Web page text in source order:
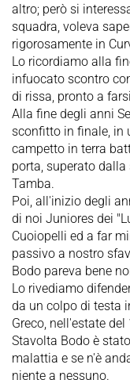
altro; però si
squadra, voleva
rigorosamente in
Lo ricordiamo alla
infuocato scontro
di rissa, pronto a
Alla fine degli anni
sconfitto in finale, in
campetto in terra
porta, superato
Tamba.
Poi, all'inizio degli
di noi Juniores dei
Cuoiopelli ed a far
passivo a nostro
Bodo pareva bene
Lo rivediamo
da un colpo di testa
Greco, nell'estate
Stavolta Bodo è
malattia e se n'è
niente a nessuno.